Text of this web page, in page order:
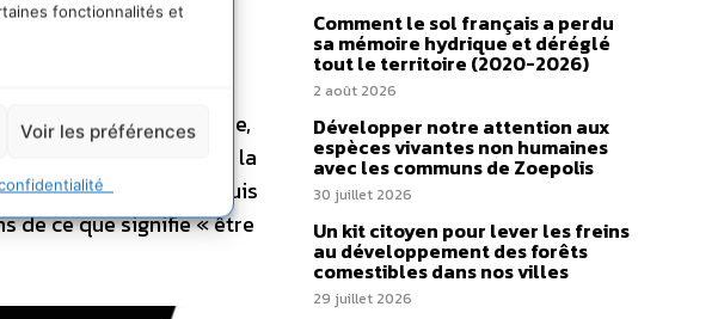
fonctionnalités et
Voir les préférences
d’être au monde,
du fonctionnement de la
de la Terre depuis
de ce que signifie « être
Comment le sol français a perdu
sa mémoire hydrique et déréglé
tout le territoire (2020-2026)
2 août 2026
Développer notre attention aux
espèces vivantes non humaines
avec les communs de Zoepolis
30 juillet 2026
Un kit citoyen pour lever les freins
au développement des forêts
comestibles dans nos villes
29 juillet 2026